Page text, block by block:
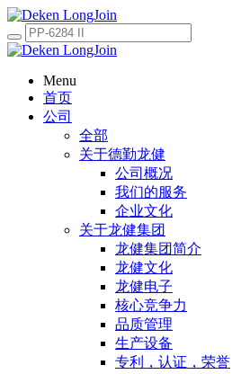
Menu
首页
公司
全部
关于德勤龙健
公司概况
我们的服务
企业文化
关于龙健集团
龙健集团简介
龙健文化
龙健电子
核心竞争力
品质管理
生产设备
专利，认证，荣誉